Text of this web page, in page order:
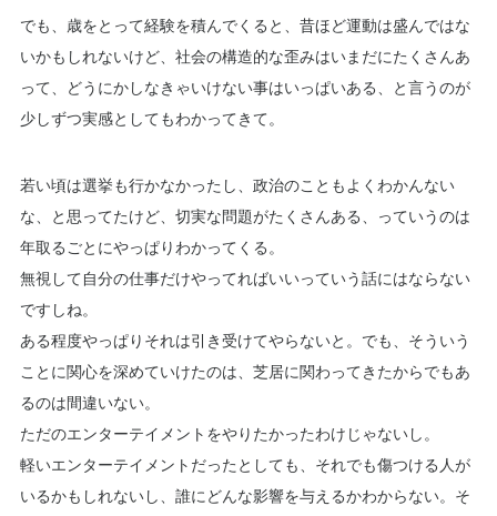
でも、歳をとって経験を積んでくると、昔ほど運動は盛んではな
いかもしれないけど、社会の構造的な歪みはいまだにたくさんあ
って、どうにかしなきゃいけない事はいっぱいある、と言うのが
少しずつ実感としてもわかってきて。
若い頃は選挙も行かなかったし、政治のこともよくわかんない
な、と思ってたけど、切実な問題がたくさんある、っていうのは
年取るごとにやっぱりわかってくる。
無視して自分の仕事だけやってればいいっていう話にはならない
ですしね。
ある程度やっぱりそれは引き受けてやらないと。でも、そういう
ことに関心を深めていけたのは、芝居に関わってきたからでもあ
るのは間違いない。
ただのエンターテイメントをやりたかったわけじゃないし。
軽いエンターテイメントだったとしても、それでも傷つける人が
いるかもしれないし、誰にどんな影響を与えるかわからない。そ